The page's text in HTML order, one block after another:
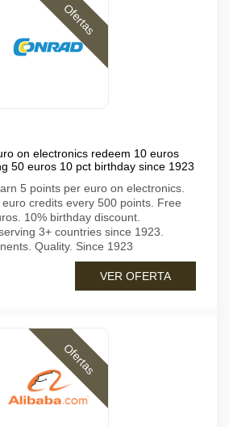
Ofertas
on electronics redeem 10 euros
50 euros 10 pct birthday since 1923
5 points per euro on electronics.
credits every 500 points. Free
10% birthday discount.
3+ countries since 1923.
Quality. Since 1923
VER OFERTA
Ofertas